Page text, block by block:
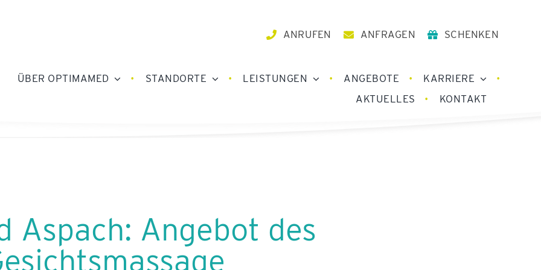
ANRUFEN ANFRAGEN SCHENKEN
ÜBER OPTIMAMED STANDORTE LEISTUNGEN ANGEBOTE
KARRIERE
AKTUELLES
KONTAKT
Aspach: Angebot des